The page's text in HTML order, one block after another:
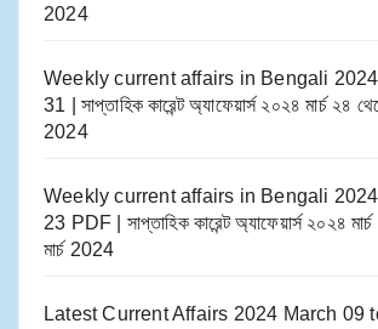
2024
Weekly current affairs in Bengali
31 | সাপ্তাহিক কারেন্ট অ্যাফেয়ার্স ২০২৪ মার্চ ২৪
2024
Weekly current affairs in Bengali
23 PDF | সাপ্তাহিক কারেন্ট অ্যাফেয়ার্স ২০২৪
মার্চ 2024
Latest Current Affairs 2024 March 09